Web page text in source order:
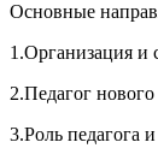
Основные
1.Организация и
2.Педагог
3.Роль педагога